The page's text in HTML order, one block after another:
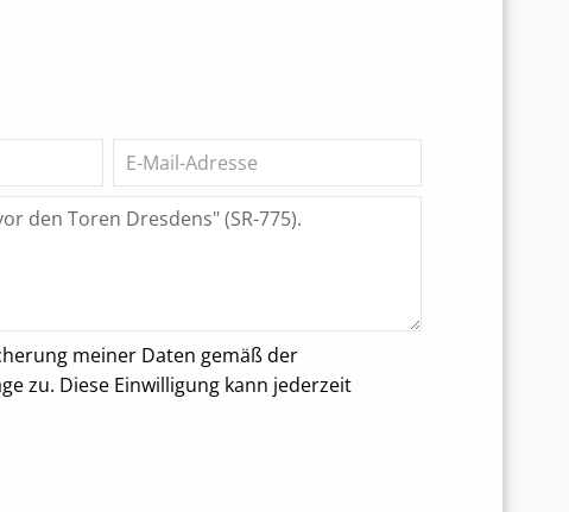
meiner Daten gemäß der
zu. Diese Einwilligung kann jederzeit